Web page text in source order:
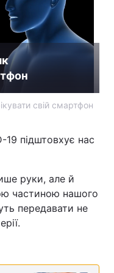
свій смартфон
19 підштовхує нас
руки, але й
частиною нашого
передавати не